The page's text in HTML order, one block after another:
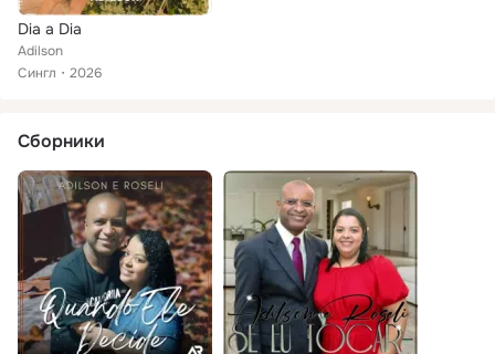
Dia a Dia
Adilson
Сингл
2026
Сборники